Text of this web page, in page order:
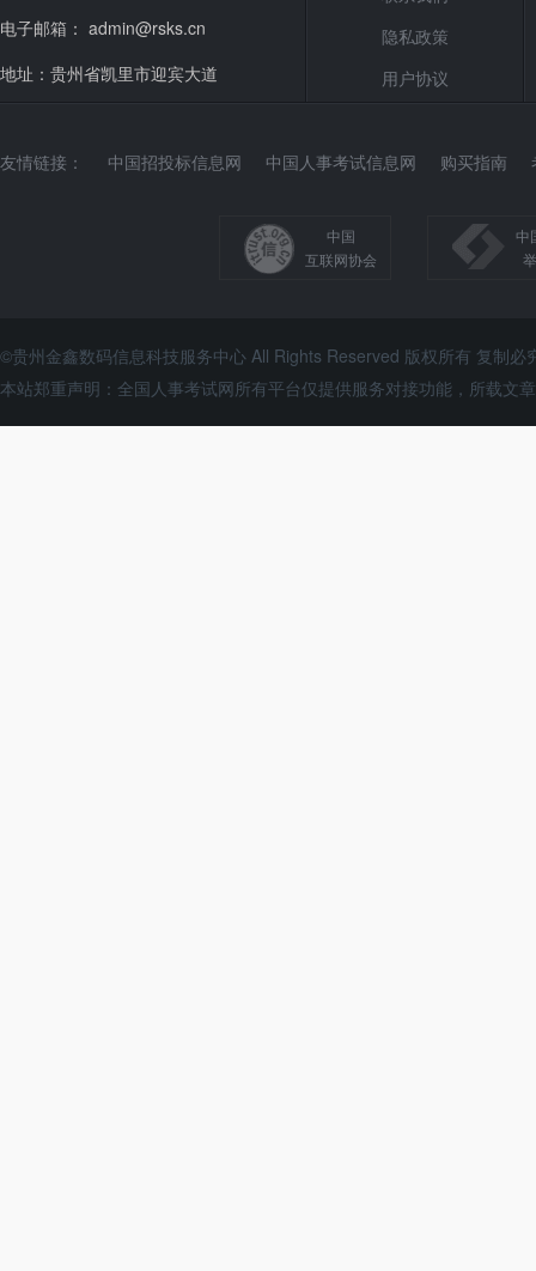
电子邮箱： admin@rsks.cn
地址：贵州省凯里市迎宾大道
隐私政策
用户协议
友情链接： 中国招投标信息网 中国人事考试信息网 购买指南
中国
互联网协会
中
©贵州金鑫数码信息科技服务中心 All Rights Reserved 版权所有 复制必
本站郑重声明：全国人事考试网所有平台仅提供服务对接功能，所载文